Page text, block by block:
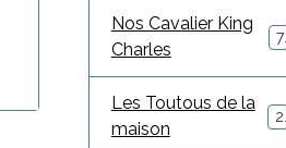
Nos Cavalier King
Charles
7
Les Toutous de la
maison